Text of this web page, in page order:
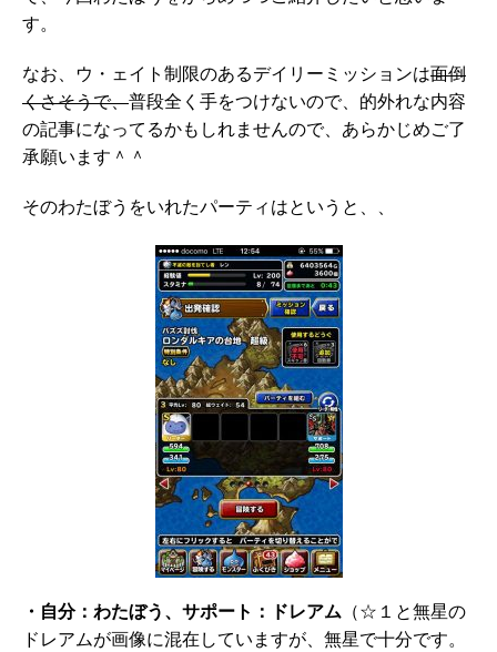
す。
なお、ウ・ェイト制限のあるデイリーミッションは面倒
くさそうで、普段全く手をつけないので、的外れな内容
の記事になってるかもしれませんので、あらかじめご了
承願います＾＾
そのわたぼうをいれたパーティはというと、、
・自分：わたぼう、サポート：ドレアム （☆１と無星の
ドレアムが画像に混在していますが、無星で十分です。